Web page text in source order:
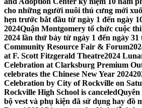
cho những người nuôi thú cưng mới
hẹn trước bắt đầu từ ngày 1 đến ngày
2024Quận Montgomery tổ chức cuộc
2024 lần thứ bảy từ ngày 1 đến ngày 31
Community Resource Fair & Forum
at F. Scott Fitzgerald Theatre2024
Celebration at Clarksburg Premium
celebrates the Chinese New Year 2024
Celebration by City of Rockville on
Rockville High School is canceledQuyên
bộ vest và phụ kiện đã sử dụng hay đồ